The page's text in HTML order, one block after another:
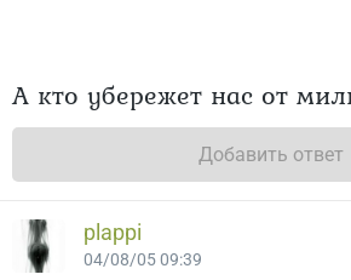
А кто убережет нас от
Добавить ответ
plappi
04/08/05 09:39